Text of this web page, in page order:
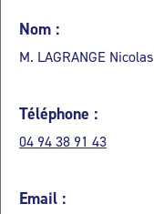
Nom :
M. LAGRANGE Nicolas
Téléphone :
04 94 38 91 43
Email :